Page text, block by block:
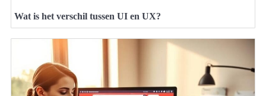
Wat is het verschil tussen UI en UX?